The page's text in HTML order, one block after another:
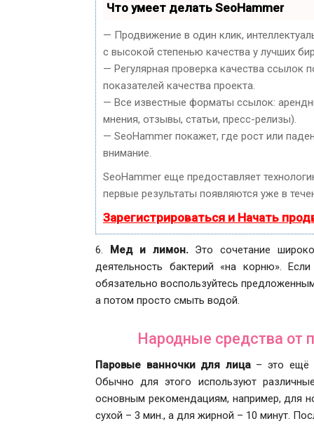
Что умеет делать SeoHammer
— Продвижение в один клик,
с высокой степенью качества у лучших
— Регулярная проверка качества ссылок
показателей качества проекта.
— Все известные форматы ссылок:
мнения, отзывы, статьи, пресс-релизы).
— SeoHammer покажет, где рост или
внимание.
SeoHammer еще предоставляет
первые результаты появляются уже в
Зарегистрироваться и Начать
6. Мед и лимон.Это сочетание
деятельность бактерий «на корню».
обязательно воспользуйтесь
а потом просто смыть водой.
Народные средства от
Паровые ванночки для лица– это ещё
Обычно для этого используют
основным рекомендациям, например, для
сухой – 3 мин., а для жирной – 10 минут.